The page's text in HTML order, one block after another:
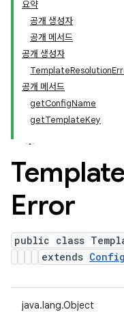
요약
공개 생성자
공개 메서드
공개 생성자
공개 메서드
getConfigName
getTemplateKey
Template
Error
public class
extends
java.lang.Object